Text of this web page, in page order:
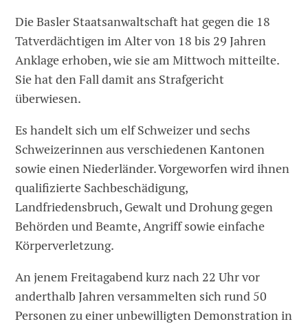
Die Basler Staatsanwaltschaft hat gegen die 18
Tatverdächtigen im Alter von 18 bis 29 Jahren
Anklage erhoben, wie sie am Mittwoch mitteilte.
Sie hat den Fall damit ans Strafgericht
überwiesen.
Es handelt sich um elf Schweizer und sechs
Schweizerinnen aus verschiedenen Kantonen
sowie einen Niederländer. Vorgeworfen wird ihnen
qualifizierte Sachbeschädigung,
Landfriedensbruch, Gewalt und Drohung gegen
Behörden und Beamte, Angriff sowie einfache
Körperverletzung.
An jenem Freitagabend kurz nach 22 Uhr vor
anderthalb Jahren versammelten sich rund 50
Personen zu einer unbewilligten Demonstration in